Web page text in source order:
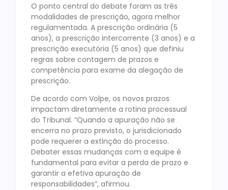
O ponto central do debate foram as três
modalidades de prescrição, agora melhor
regulamentada. A prescrição ordinária (5
anos), a prescrição intercorrente (3 anos) e a
prescrição executória (5 anos) que definiu
regras sobre contagem de prazos e
competência para exame da alegação de
prescrição.
De acordo com Volpe, os novos prazos
impactam diretamente a rotina processual
do Tribunal. “Quando a apuração não se
encerra no prazo previsto, o jurisdicionado
pode requerer a extinção do processo.
Debater essas mudanças com a equipe é
fundamental para evitar a perda de prazo e
garantir a efetiva apuração de
responsabilidades”, afirmou.